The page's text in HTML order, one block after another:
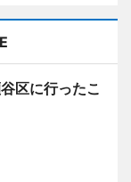
区に行ったこ